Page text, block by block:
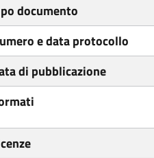
documento
e data protocollo
di pubblicazione